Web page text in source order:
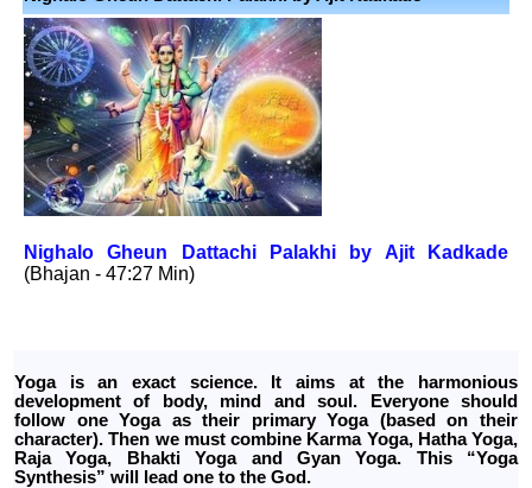
Nighalo Gheun Dattachi Palakhi by Ajit Kadkade
(Bhajan - 47:27 Min)
Yoga is an exact science. It aims at the harmonious
development of body, mind and soul. Everyone should
follow one Yoga as their primary Yoga (based on their
character). Then we must combine Karma Yoga, Hatha Yoga,
Raja Yoga, Bhakti Yoga and Gyan Yoga. This “Yoga
Synthesis” will lead one to the God.